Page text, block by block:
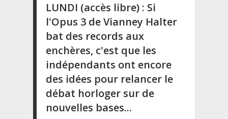
LUNDI (accès libre) : Si
l'Opus 3 de Vianney Halter
bat des records aux
enchères, c'est que les
indépendants ont encore
des idées pour relancer le
débat horloger sur de
nouvelles bases...